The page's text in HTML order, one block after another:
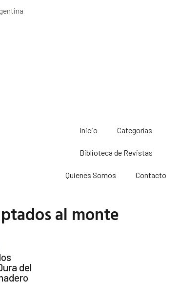
Inicio Categorías
Biblioteca de Revistas
Quienes Somos Contacto
al monte
del